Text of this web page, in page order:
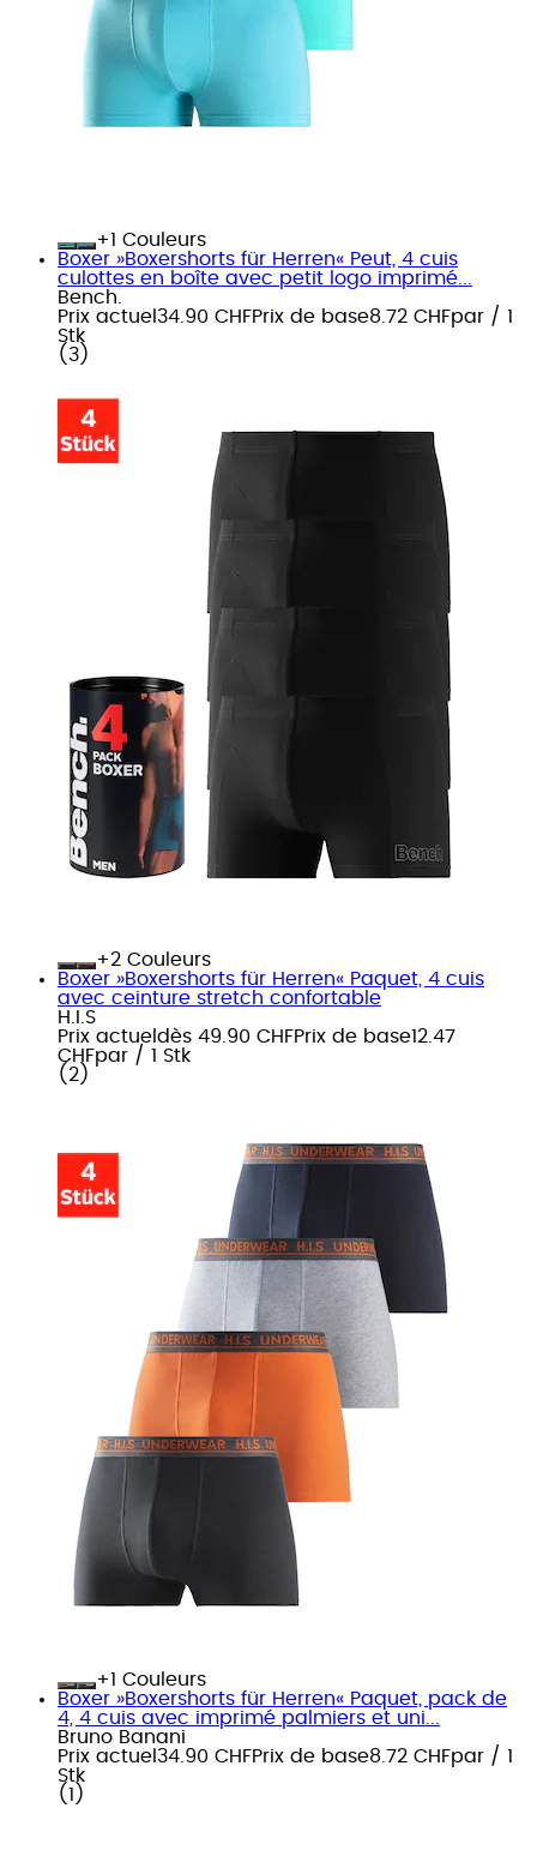
+
Couleurs
Boxer »Boxershorts für Herren« Peut, 4 cuis
culottes en boîte avec petit logo imprimé...
Bench.
Prix actuel 34.90 CHFPrix de base8.72 CHFpar / 1
Stk
( 3 )
+
Couleurs
Boxer »Boxershorts für Herren« Paquet, 4 cuis
avec ceinture stretch confortable
H.I.S
Prix actuel dès 49.90 CHFPrix de base12.47
CHFpar / 1 Stk
( 2 )
+
Couleurs
Boxer »Boxershorts für Herren« Paquet, pack de
4, 4 cuis avec imprimé palmiers et uni...
Bruno Banani
Prix actuel 34.90 CHFPrix de base8.72 CHFpar / 1
Stk
( 1 )